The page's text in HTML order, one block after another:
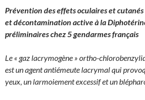
Prévention des effets oculaires et
et décontamination active à la
préliminaires chez 5 gendarmes français
Le « gaz lacrymogène » ortho-
est un agent antiémeute lacrymal qui
yeux, un larmoiement excessif et un